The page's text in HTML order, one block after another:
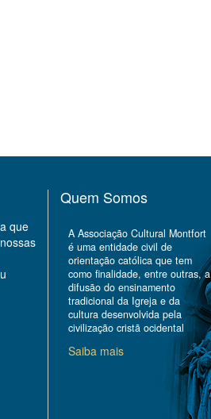
que
Quem Somos
A Associação Cultural Montfort
é uma entidade civil de
orientação católica que tem
como finalidade, entre outras, a
difusão do ensinamento
tradicional da Igreja e da
cultura desenvolvida pela
civilização cristã ocidental
Saiba mais